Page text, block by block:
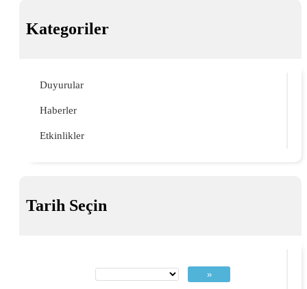
Kategoriler
Duyurular
Haberler
Etkinlikler
Tarih Seçin
»